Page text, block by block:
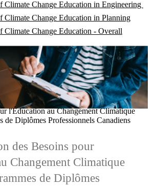
Climate Change Education in Engineering
Climate Change Education in Planning
Climate Change Education - Overall
l'Éducation au Changement Climatique
de Diplômes Professionnels Canadiens
des Besoins pour
Changement Climatique
de Diplômes